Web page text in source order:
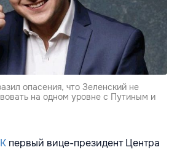
опасения, что Зеленский не
на одном уровне с Путиным и
первый вице-президент Центра